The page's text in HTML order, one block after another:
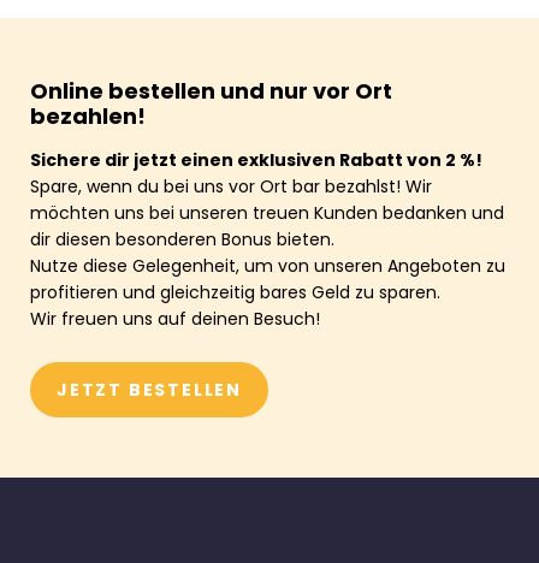
Online bestellen und nur vor Ort
bezahlen!
Sichere dir jetzt einen exklusiven Rabatt von 2 %!
Spare, wenn du bei uns vor Ort bar bezahlst! Wir
möchten uns bei unseren treuen Kunden bedanken und
dir diesen besonderen Bonus bieten.
Nutze diese Gelegenheit, um von unseren Angeboten zu
profitieren und gleichzeitig bares Geld zu sparen.
Wir freuen uns auf deinen Besuch!
JETZT BESTELLEN